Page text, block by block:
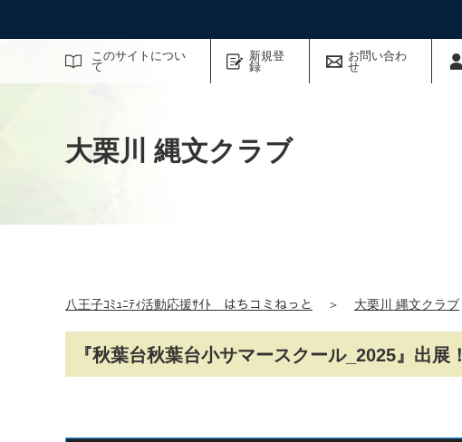
このサイトについ
て
新規登
録
お問い合わ
せ
サイト内検索
大栗川 縄文クラブ
八王子ｺﾐｭﾆﾃｨ活動応援ｻｲﾄ はちコミねっと ＞ 大栗川 縄文クラブ
『秋葉台秋葉台小サマースクール_2025』出展！